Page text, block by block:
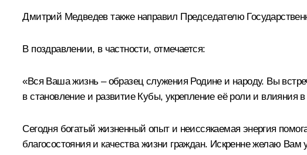
Дмитрий Медведев также направил Председателю
В поздравлении, в частности, отмечается:
«Вся Ваша жизнь – образец служения Родине и народу. Вы
в становление и развитие Кубы, укрепление её роли и влияния
Сегодня богатый жизненный опыт и неиссякаемая энергия
благосостояния и качества жизни граждан. Искренне желаю